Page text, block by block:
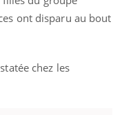
ont disparu au bout
chez les